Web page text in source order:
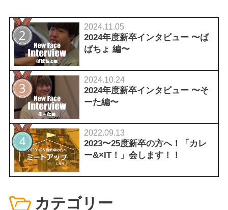
カテゴリー
2024.11.05
2024年度新卒インタビュー 〜ば
ばちょ 編〜
2024.10.24
2024年度新卒インタビュー 〜そ
ーた編〜
2022.09.13
2023〜25度新卒の方へ！「カレ
ー&×IT！」会します！！